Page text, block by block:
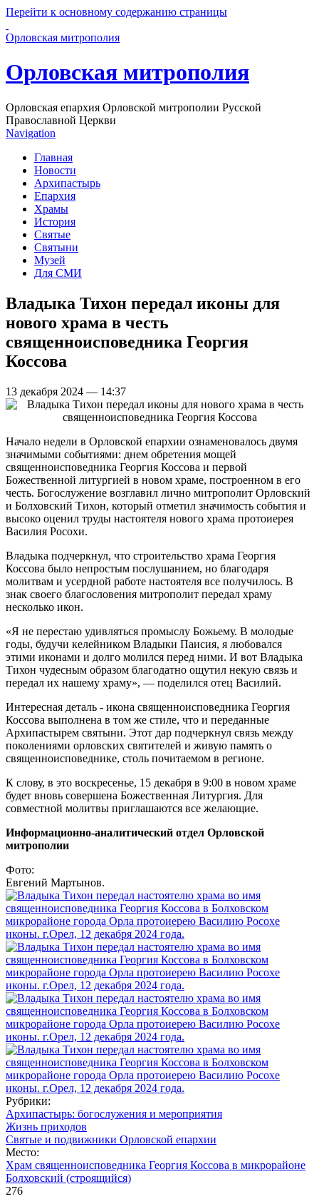
Перейти к основному содержанию страницы
Орловская митрополия
Орловская митрополия
Орловская епархия Орловской митрополии Русской
Православной Церкви
Navigation
Главная
Новости
Архипастырь
Епархия
Храмы
История
Святые
Святыни
Музей
Для СМИ
Владыка Тихон передал иконы для
нового храма в честь
священноисповедника Георгия
Коссова
13 декабря 2024 — 14:37
Начало недели в Орловской епархии ознаменовалось двумя
значимыми событиями: днем обретения мощей
священноисповедника Георгия Коссова и первой
Божественной литургией в новом храме, построенном в его
честь. Богослужение возглавил лично митрополит Орловский
и Болховский Тихон, который отметил значимость события и
высоко оценил труды настоятеля нового храма протоиерея
Василия Росохи.
Владыка подчеркнул, что строительство храма Георгия
Коссова было непростым послушанием, но благодаря
молитвам и усердной работе настоятеля все получилось. В
знак своего благословения митрополит передал храму
несколько икон.
«Я не перестаю удивляться промыслу Божьему. В молодые
годы, будучи келейником Владыки Паисия, я любовался
этими иконами и долго молился перед ними. И вот Владыка
Тихон чудесным образом благодатно ощутил некую связь и
передал их нашему храму», — поделился отец Василий.
Интересная деталь - икона священноисповедника Георгия
Коссова выполнена в том же стиле, что и переданные
Архипастырем святыни. Этот дар подчеркнул связь между
поколениями орловских святителей и живую память о
священноисповеднике, столь почитаемом в регионе.
К слову, в это воскресенье, 15 декабря в 9:00 в новом храме
будет вновь совершена Божественная Литургия. Для
совместной молитвы приглашаются все желающие.
Информационно-аналитический отдел Орловской
митрополии
Фото:
Евгений Мартынов.
Рубрики:
Архипастырь: богослужения и мероприятия
Жизнь приходов
Святые и подвижники Орловской епархии
Место:
Храм cвященноисповедника Георгия Коcсова в микрорайоне
Болховский (строящийся)
276